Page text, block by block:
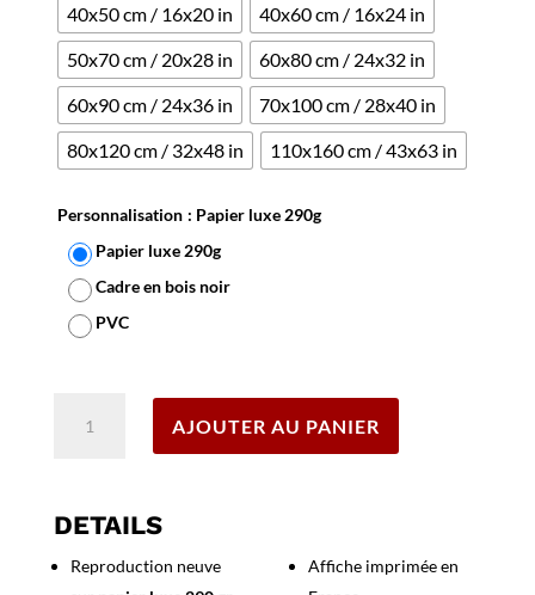
40x50 cm / 16x20 in
40x60 cm / 16x24 in
50x70 cm / 20x28 in
60x80 cm / 24x32 in
60x90 cm / 24x36 in
70x100 cm / 28x40 in
80x120 cm / 32x48 in
110x160 cm / 43x63 in
Personnalisation : Papier luxe 290g
Papier luxe 290g
Cadre en bois noir
PVC
Gaulle
AJOUTER AU PANIER
DETAILS
Reproduction neuve
Affiche imprimée en